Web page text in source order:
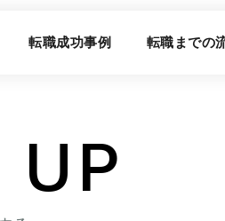
転職成功事例 転職までの